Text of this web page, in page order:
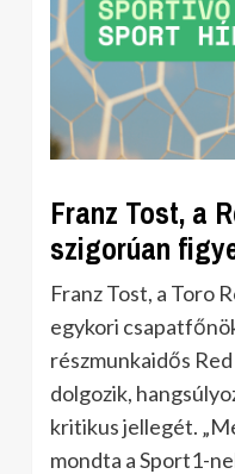
Franz Tost, a
szigorúan
Franz Tost, a Toro
egykori
részmunkaidős
dolgozik,
kritikus jellegét.
mondta a Sport1-